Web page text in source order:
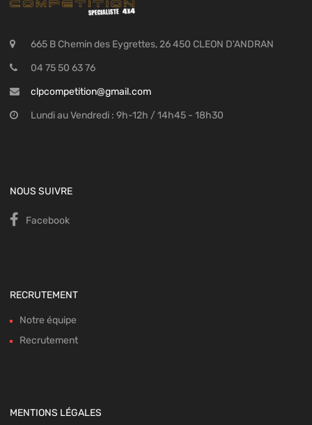
665 B Chemin des Eygrettes, 26 450 CLEON D'ANDRAN
04 75 50 63 76
clpcompetition@gmail.com
Lundi au Vendredi : 9h-12h / 14h45 - 18h30
NOUS SUIVRE
Facebook
RECRUTEMENT
Notre équipe
Recrutement
MENTIONS LÉGALES